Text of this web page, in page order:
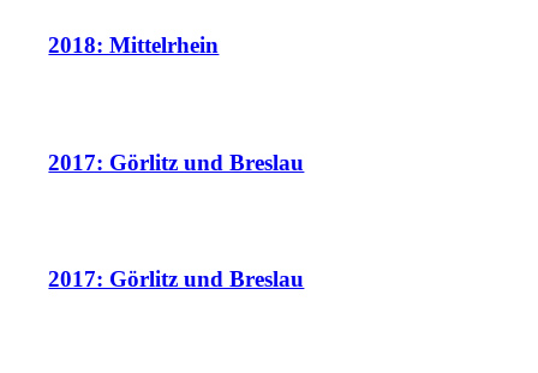
2018: Mittelrhein
2017: Görlitz und Breslau
2017: Görlitz und Breslau